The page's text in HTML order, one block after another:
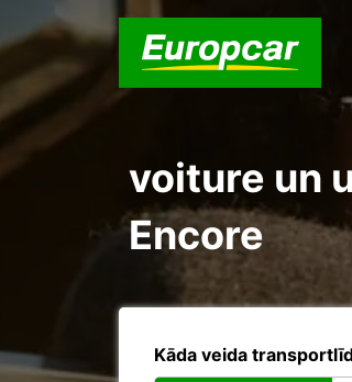
voiture un
Encore
Kāda veida